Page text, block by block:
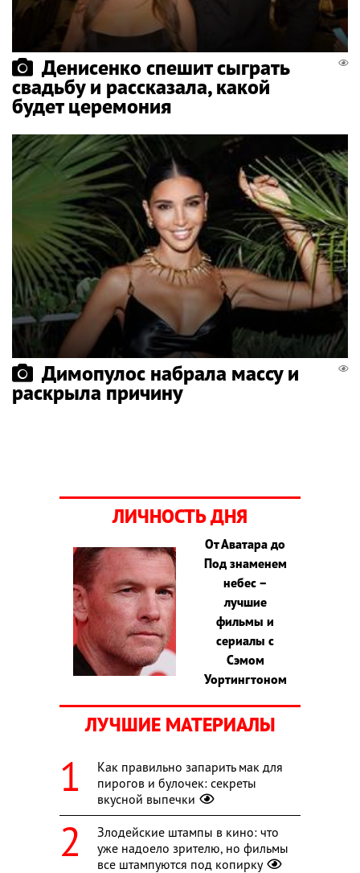
Денисенко спешит сыграть
свадьбу и рассказала, какой
будет церемония
Димопулос набрала массу и
раскрыла причину
ЛИЧНОСТЬ ДНЯ
От Аватара до
Под знаменем
небес –
лучшие
фильмы и
сериалы с
Сэмом
Уортингтоном
ЛУЧШИЕ МАТЕРИАЛЫ
Как правильно запарить мак для
пирогов и булочек: секреты
вкусной выпечки
Злодейские штампы в кино: что
уже надоело зрителю, но фильмы
все штампуются под копирку